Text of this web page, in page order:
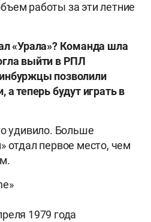
работы за эти летние
«Урала»? Команда шла
выйти в РПЛ
позволили
а теперь будут играть в
удивило. Больше
отдал первое место, чем
1979 года